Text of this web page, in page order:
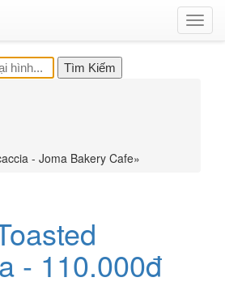
- Joma Bakery Cafe»
- 110.000đ